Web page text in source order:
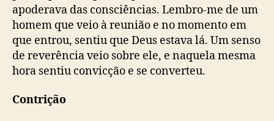
apoderava das consciências. Lembro-me de um
homem que veio à reunião e no momento em
que entrou, sentiu que Deus estava lá. Um senso
de reverência veio sobre ele, e naquela mesma
hora sentiu convicção e se converteu.
Contrição